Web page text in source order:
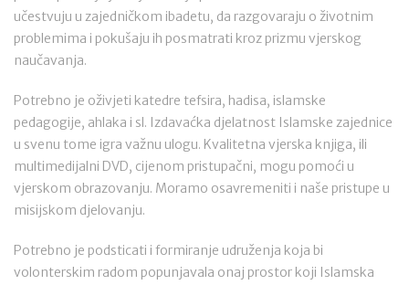
učestvuju u zajedničkom ibadetu, da razgovaraju o životnim
problemima i pokušaju ih posmatrati kroz prizmu vjerskog
naučavanja.
Potrebno je oživjeti katedre tefsira, hadisa, islamske
pedagogije, ahlaka i sl. Izdavaćka djelatnost Islamske zajednice
u svenu tome igra važnu ulogu. Kvalitetna vjerska knjiga, ili
multimedijalni DVD, cijenom pristupačni, mogu pomoći u
vjerskom obrazovanju. Moramo osavremeniti i naše pristupe u
misijskom djelovanju.
Potrebno je podsticati i formiranje udruženja koja bi
volonterskim radom popunjavala onaj prostor koji Islamska